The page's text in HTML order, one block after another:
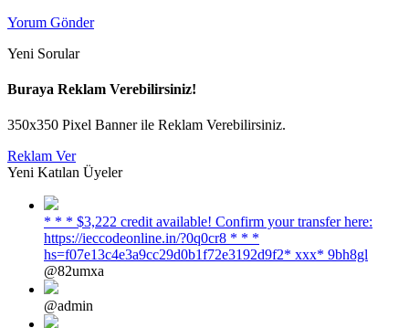
Yorum Gönder
Yeni Sorular
Buraya Reklam Verebilirsiniz!
350x350 Pixel Banner ile Reklam Verebilirsiniz.
Reklam Ver
Yeni Katılan Üyeler
* * * $3,222 credit available! Confirm your transfer here:
https://ieccodeonline.in/?0q0cr8 * * *
hs=f07e13c4e3a9cc29d0b1f72e3192d9f2* ххх* 9bh8gl
@82umxa
@admin